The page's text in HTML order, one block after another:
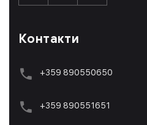
Контакти
+359 890550650
+359 890551651